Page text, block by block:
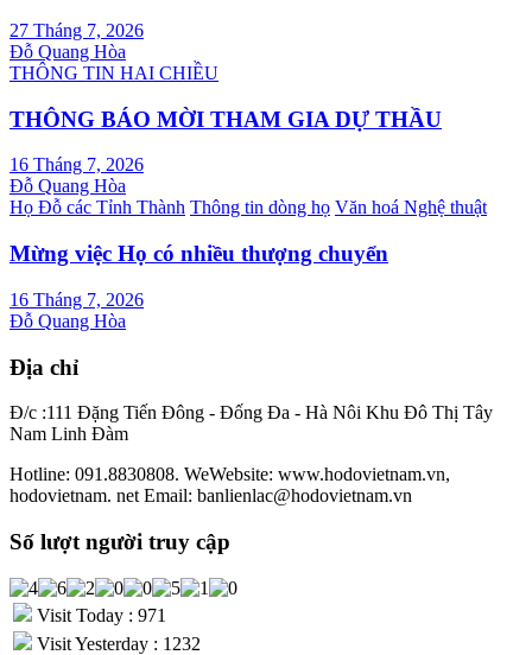
27 Tháng 7, 2026
Đỗ Quang Hòa
THÔNG TIN HAI CHIỀU
THÔNG BÁO MỜI THAM GIA DỰ THẦU
16 Tháng 7, 2026
Đỗ Quang Hòa
Họ Đỗ các Tỉnh Thành Thông tin dòng họ Văn hoá Nghệ thuật
Mừng việc Họ có nhiều thượng chuyển
16 Tháng 7, 2026
Đỗ Quang Hòa
Địa chỉ
Đ/c :111 Đặng Tiến Đông - Đống Đa - Hà Nôi Khu Đô Thị Tây
Nam Linh Đàm
Hotline: 091.8830808. WeWebsite: www.hodovietnam.vn,
hodovietnam. net Email: banlienlac@hodovietnam.vn
Số lượt người truy cập
Visit Today : 971
Visit Yesterday : 1232